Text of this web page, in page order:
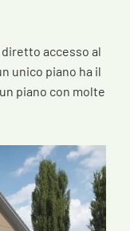
accesso al
unico piano ha il
piano con molte